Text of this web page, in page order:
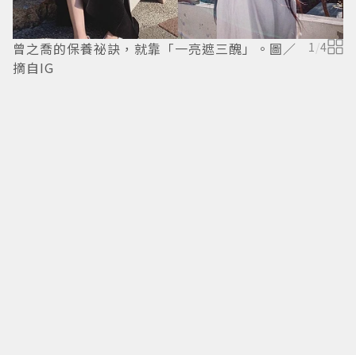
曾之喬的保養祕訣，就靠「一亮遮三醜」。圖／
摘自IG
1/4